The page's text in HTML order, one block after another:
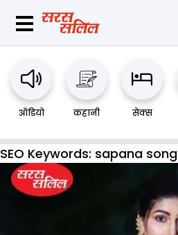
ऑडियो कहानी सेक्स
SEO Keywords: sapana song